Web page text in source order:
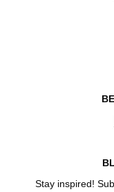
Stay inspired!